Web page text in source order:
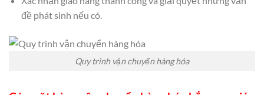
đề phát sinh nếu có.
Quy trình vận chuyển hàng hóa